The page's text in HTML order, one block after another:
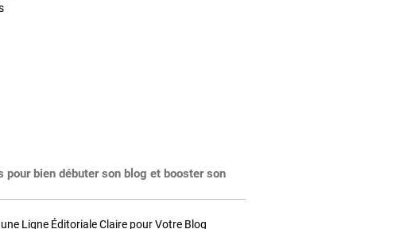
pour bien débuter son blog et booster son
Ligne Éditoriale Claire pour Votre Blog